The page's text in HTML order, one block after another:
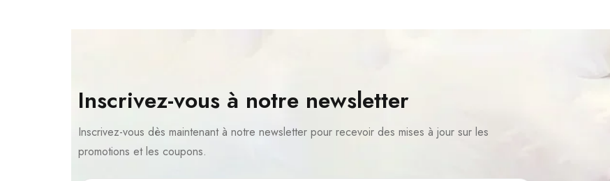
Inscrivez-vous à notre newsletter
Inscrivez-vous dès maintenant à notre newsletter pour recevoir des mises à jour sur les
promotions et les coupons.